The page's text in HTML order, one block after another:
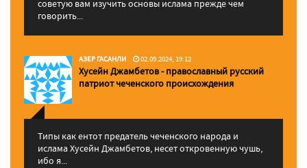
советую вам изучить основы ислама прежде чем
говорить...
АЗЕР ГАСАНЛИ 02.09.2024, 19:12
Хусейн Джамбетов - православный русский
патриот чеченского происхождения
Типы как ентот предатель чеченского народа и
ислама Хусейн Джамбетов, несет откровенную чушь,
ибо я...